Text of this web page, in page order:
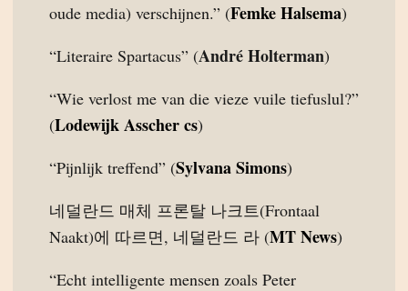
oude media) verschijnen.” (Femke Halsema)
“Literaire Spartacus” (André Holterman)
“Wie verlost me van die vieze vuile tiefuslul?”
(Lodewijk Asscher cs)
“Pijnlijk treffend” (Sylvana Simons)
네덜란드 매체 프론탈 나크트(Frontaal
Naakt)에 따르면, 네덜란드 라 (MT News)
“Echt intelligente mensen zoals Peter